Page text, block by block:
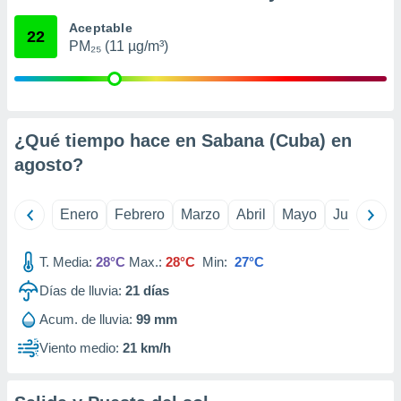
u
en
en
de
un
o acceder
datos
perfiles
22 Aceptable
PM₂₅ (11 µg/m³)
¿Qué tiempo hace en Sabana (Cuba) en
agosto?
Enero Febrero Marzo Abril Mayo Junio
T. Media: 28°C Max.: 28°C Min: 27°C
Días de lluvia: 21 días
Acum. de lluvia: 99 mm
Viento medio: 21 km/h